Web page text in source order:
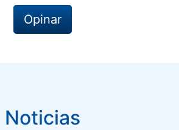
Opinar
Noticias